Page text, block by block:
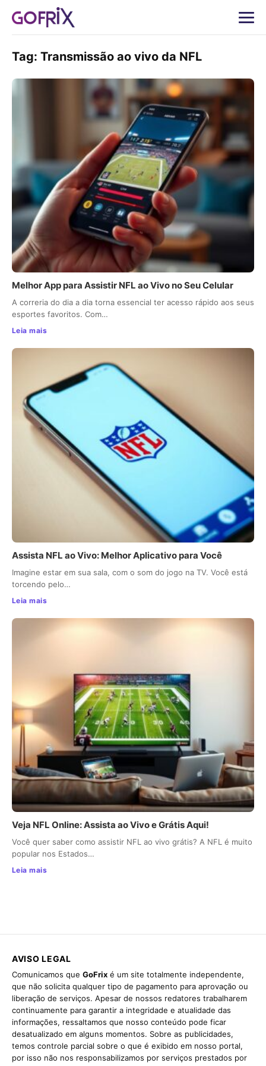
Tag: Transmissão ao vivo da NFL
Melhor App para Assistir NFL ao Vivo no Seu Celular
A correria do dia a dia torna essencial ter acesso rápido aos seus
esportes favoritos. Com…
Leia mais
Assista NFL ao Vivo: Melhor Aplicativo para Você
Imagine estar em sua sala, com o som do jogo na TV. Você está
torcendo pelo…
Leia mais
Veja NFL Online: Assista ao Vivo e Grátis Aqui!
Você quer saber como assistir NFL ao vivo grátis? A NFL é muito
popular nos Estados…
Leia mais
AVISO LEGAL
Comunicamos que GoFrix é um site totalmente independente,
que não solicita qualquer tipo de pagamento para aprovação ou
liberação de serviços. Apesar de nossos redatores trabalharem
continuamente para garantir a integridade e atualidade das
informações, ressaltamos que nosso conteúdo pode ficar
desatualizado em alguns momentos. Sobre as publicidades,
temos controle parcial sobre o que é exibido em nosso portal,
por isso não nos responsabilizamos por serviços prestados por